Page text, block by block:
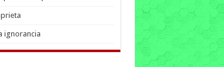
ignorancia